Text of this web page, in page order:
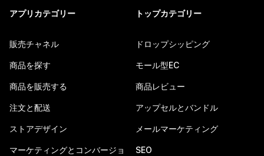
アプリカテゴリー
販売チャネル
商品を探す
商品を販売する
注文と配送
ストアデザイン
マーケティングとコンバージョ
トップカテゴリー
ドロップシッピング
モール型EC
商品レビュー
アップセルとバンドル
メールマーケティング
SEO